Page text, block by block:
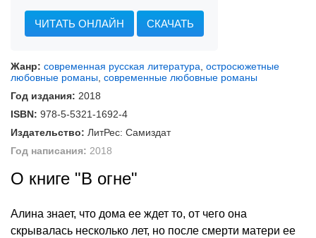
ЧИТАТЬ ОНЛАЙН СКАЧАТЬ
Жанр: современная русская литература, остросюжетные
любовные романы, современные любовные романы
Год издания: 2018
ISBN: 978-5-5321-1692-4
Издательство: ЛитРес: Самиздат
Год написания: 2018
О книге "В огне"
Алина знает, что дома ее ждет то, от чего она
скрывалась несколько лет, но после смерти матери ее